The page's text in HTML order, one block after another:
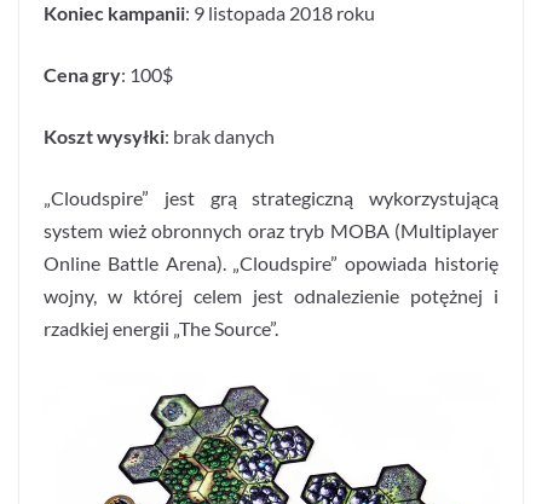
Koniec kampanii: 9 listopada 2018 roku
Cena gry: 100$
Koszt wysyłki: brak danych
„Cloudspire” jest grą strategiczną wykorzystującą
system wież obronnych oraz tryb MOBA (Multiplayer
Online Battle Arena). „Cloudspire” opowiada historię
wojny, w której celem jest odnalezienie potężnej i
rzadkiej energii „The Source”.